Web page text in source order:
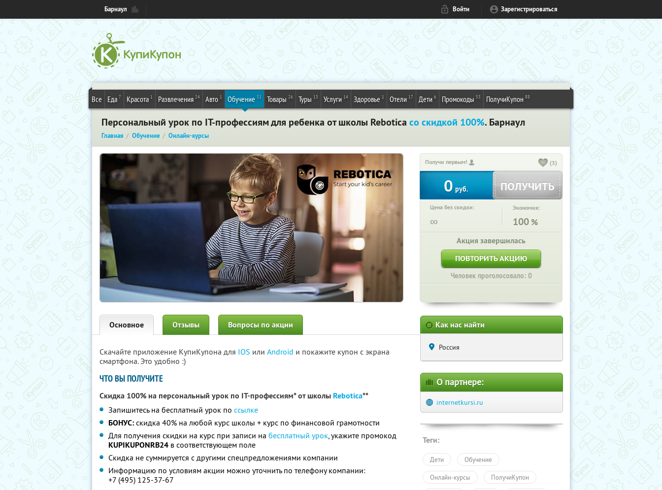
Барнаул Войти Зарегистрироваться
Все Еда 7 Красота 1 Развлечения 24 Авто 1 Обучение 31 Товары 26 Туры 13 Услуги 14 Здоровье 1 Отели 17 Дети 6 Промокоды 53 ПолучиКупон 88
Персональный урок по IT-профессиям для ребенка от школы Rebotica со скидкой 100%. Барнаул
Главная Обучение Онлайн-курсы
Получи первым! (3)
0 руб. ПОЛУЧИТЬ
Цена без скидки:
∞
Экономия:
100 %
Акция завершилась
ПОВТОРИТЬ АКЦИЮ
Человек проголосовало: 0
Основное Отзывы Вопросы по акции
Скачайте приложение КупиКупона для IOS или Android и покажите купон с экрана
смартфона. Это удобно :)
ЧТО ВЫ ПОЛУЧИТЕ
Скидка 100% на персональный урок по IT-профессиям* от школы Rebotica**
Запишитесь на бесплатный урок по ссылке
БОНУС: скидка 40% на любой курс школы + курс по финансовой грамотности
Для получения скидки на курс при записи на бесплатный урок, укажите промокод
KUPIKUPONRB24 в соответствующем поле
Скидка не суммируется с другими спецпредложениями компании
Информацию по условиям акции можно уточнить по телефону компании:
+7 (495) 125-37-67
Как нас найти
Россия
О партнере:
internetkursi.ru
Теги:
Дети Обучение
Онлайн-курсы ПолучиКупон